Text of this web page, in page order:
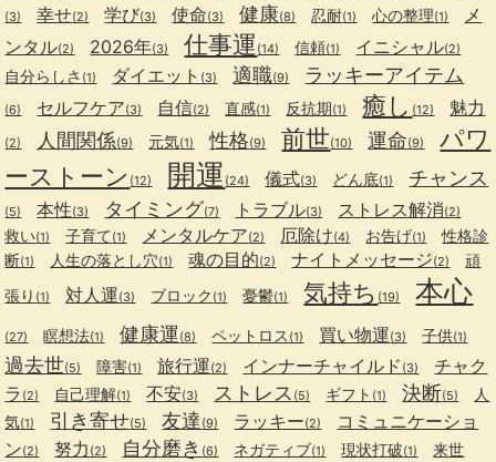
(3) 幸せ(2) 学び(3) 使命(3) 健康(8) 忍耐(1) 心の整理(1)
メ
ンタル(2) 2026年(3) 仕事運 (14) 信頼(1) イニシャル(2)
自分らしさ (1) ダイエット (3) 適職(9) ラッキーアイテム
(6) セルフケア(3) 自信(2) 直感(1) 反抗期(1) 癒し (12) 魅力
(2) 人間関係(9) 元気(1) 性格(9) 前世(10) 運命(9)
パワ
ーストーン (12) 開運 (24) 儀式(3) どん底(1) チャンス
(5) 本性(3) タイミング(7) トラブル(3) ストレス解消(2)
救い(1) 子育て(1) メンタルケア(2) 厄除け(4) お告げ(1)
性格診
断(1) 人生の落とし穴(1) 魂の目的(2) ナイトメッセージ(2)
頑
張り (1) 対人運(3) ブロック (1) 憂鬱(1) 気持ち (19) 本心
(27) 瞑想法(1) 健康運(8) ペットロス (1) 買い物運(3) 子供(1)
過去世(5) 障害(1) 旅行運(2) インナーチャイルド (3)
チャク
ラ (2) 自己理解(1) 不安(3) ストレス (5) ギフト (1) 決断(5)
人
気(1) 引き寄せ(5) 友達 (9) ラッキー(2)
コミュニケーショ
ン(2) 努力 (2) 自分磨き (6) ネガティブ(1) 現状打破(1) 来世